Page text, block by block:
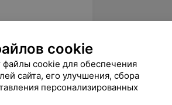
cookie
файлы cookie для обеспечения
сайта, его улучшения, сбора
персонализированных